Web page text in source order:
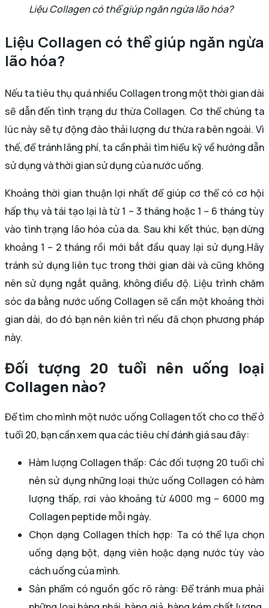
Liệu Collagen có thể giúp ngăn ngừa lão hóa?
Liệu Collagen có thể giúp ngăn ngừa
lão hóa?
Nếu ta tiêu thụ quá nhiều Collagen trong một thời gian dài
sẽ dẫn đến tình trạng dư thừa Collagen. Cơ thể chúng ta
lúc này sẽ tự động đào thải lượng dư thừa ra bên ngoài. Vì
thế, để tránh lãng phí, ta cần phải tìm hiểu kỹ về hướng dẫn
sử dụng và thời gian sử dụng của nước uống.
Khoảng thời gian thuận lợi nhất để giúp cơ thể có cơ hội
hấp thụ và tái tạo lại là từ 1 – 3 tháng hoặc 1 – 6 tháng tùy
vào tình trạng lão hóa của da. Sau khi kết thúc, bạn dừng
khoảng 1 – 2 tháng rồi mới bắt đầu quay lại sử dụng.Hãy
tránh sử dụng liên tục trong thời gian dài và cũng không
nên sử dụng ngắt quãng, không điều độ. Liệu trình chăm
sóc da bằng nước uống Collagen sẽ cần một khoảng thời
gian dài, do đó bạn nên kiên trì nếu đã chọn phương pháp
này.
Đối tượng 20 tuổi nên uống loại
Collagen nào?
Để tìm cho mình một nước uống Collagen tốt cho cơ thể ở
tuổi 20, bạn cần xem qua các tiêu chí đánh giá sau đây:
Hàm lượng Collagen thấp: Các đối tượng 20 tuổi chỉ
nên sử dụng những loại thức uống Collagen có hàm
lượng thấp, rơi vào khoảng từ 4000 mg – 6000 mg
Collagen peptide mỗi ngày.
Chọn dạng Collagen thích hợp: Ta có thể lựa chọn
uống dạng bột, dạng viên hoặc dạng nước tùy vào
cách uống của mình.
Sản phẩm có nguồn gốc rõ ràng: Để tránh mua phải